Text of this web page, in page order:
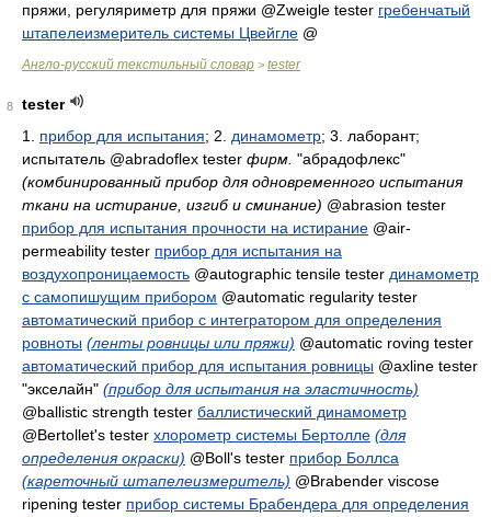
пряжи, регуляриметр для пряжи @Zweigle tester гребенчатый
штапелеизмеритель системы Цвейгле @
Англо-русский текстильный словар > tester
8
tester
1. прибор для испытания; 2. динамометр; 3. лаборант;
испытатель @abradoflex tester фирм. "абрадофлекс"
(комбинированный прибор для одновременного испытания
ткани на истирание, изгиб и сминание) @abrasion tester
прибор для испытания прочности на истирание @air-
permeability tester прибор для испытания на
воздухопроницаемость @autographic tensile tester динамометр
с самопишущим прибором @automatic regularity tester
автоматический прибор с интегратором для определения
ровноты (ленты ровницы или пряжи) @automatic roving tester
автоматический прибор для испытания ровницы @axline tester
"экселайн" (прибор для испытания на эластичность)
@ballistic strength tester баллистический динамометр
@Bertollet's tester хлорометр системы Бертолле (для
определения окраски) @Boll's tester прибор Боллса
(кареточный штапелеизмеритель) @Brabender viscose
ripening tester прибор системы Брабендера для определения